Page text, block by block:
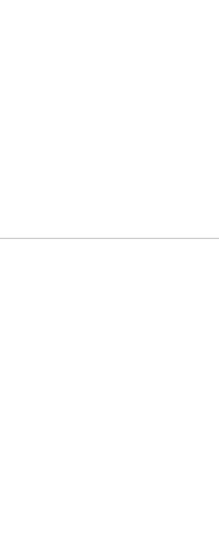
ム「スー
療の産学連
で世界
」